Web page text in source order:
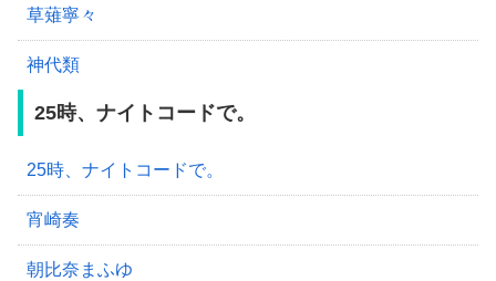
草薙寧々
神代類
25時、ナイトコードで。
25時、ナイトコードで。
宵崎奏
朝比奈まふゆ